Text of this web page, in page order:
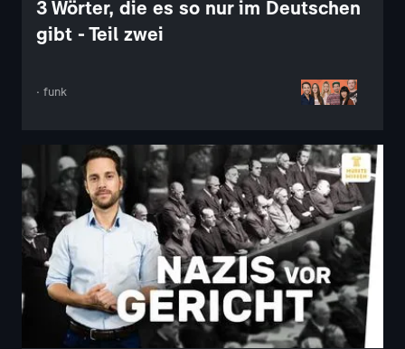
3 Wörter, die es so nur im Deutschen
gibt - Teil zwei
· funk